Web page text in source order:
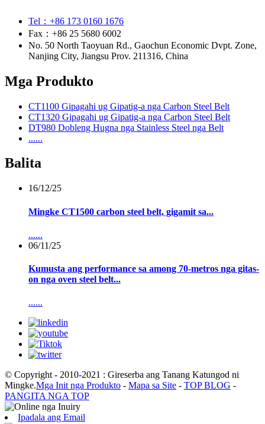
Tel：+86 173 0160 1676
Fax：+86 25 5680 6002
No. 50 North Taoyuan Rd., Gaochun Economic Dvpt. Zone,
Nanjing City, Jiangsu Prov. 211316, China
Mga Produkto
CT1100 Gipagahi ug Gipatig-a nga Carbon Steel Belt
CT1320 Gipagahi ug Gipatig-a nga Carbon Steel Belt
DT980 Dobleng Hugna nga Stainless Steel nga Belt
......
Balita
16/12/25
Mingke CT1500 carbon steel belt, gigamit sa...
......
06/11/25
Kumusta ang performance sa among 70-metros nga gitas-
on nga oven steel belt...
......
© Copyright - 2010-2021 : Gireserba ang Tanang Katungod ni
Mingke.Mga Init nga Produkto - Mapa sa Site - TOP BLOG -
PANGITA NGA TOP
Ipadala ang Email